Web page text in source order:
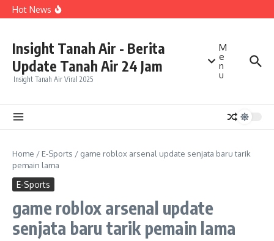
Lewati ke konten
Hot News
Pengendara Motor Diduga Melawan Arah di Pakansari,
Tiga Orang Terluka dalam Kecelakaan
Insight Tanah Air - Berita
Update Tanah Air 24 Jam
Insight Tanah Air Viral 2025
M
e
n
u
Home / E-Sports / game roblox arsenal update senjata baru tarik
pemain lama
E-Sports
game roblox arsenal update
senjata baru tarik pemain lama